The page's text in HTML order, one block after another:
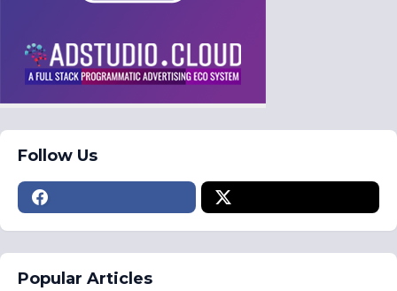
Follow Us
Popular Articles